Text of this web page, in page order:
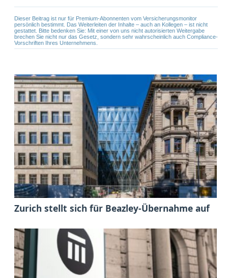
Dieser Beitrag ist nur für Premium-Abonnenten vom Versicherungsmonitor
persönlich bestimmt. Das Weiterleiten der Inhalte – auch an Kollegen – ist nicht
gestattet. Bitte bedenken Sie: Mit einer von uns nicht autorisierten Weitergabe
brechen Sie nicht nur das Gesetz, sondern sehr wahrscheinlich auch Compliance-
Vorschriften Ihres Unternehmens.
Zurich stellt sich für Beazley-Übernahme auf